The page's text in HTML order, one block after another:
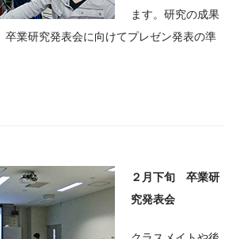
ます。研究の成果
卒業研究発表会に向けてプレゼン発表の準
２月下旬 卒業研
究発表会